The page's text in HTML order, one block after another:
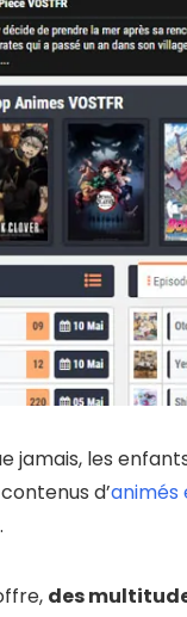
jamais, les
d’animés
des